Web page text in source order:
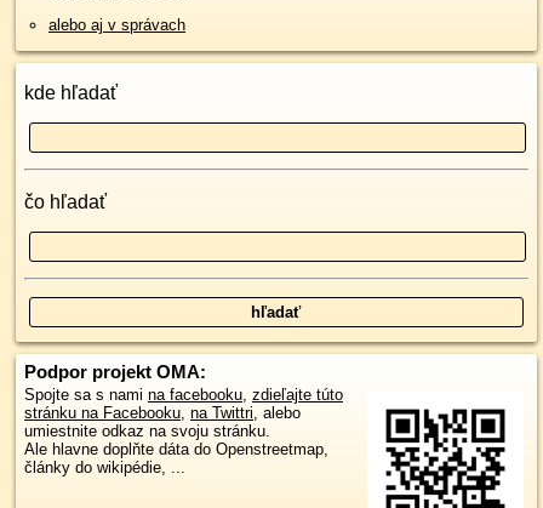
alebo aj v správach
kde hľadať
čo hľadať
Podpor projekt OMA:
Spojte sa s nami na facebooku, zdieľajte túto
stránku na Facebooku, na Twittri, alebo
umiestnite odkaz na svoju stránku.
Ale hlavne doplňte dáta do Openstreetmap,
články do wikipédie, ...